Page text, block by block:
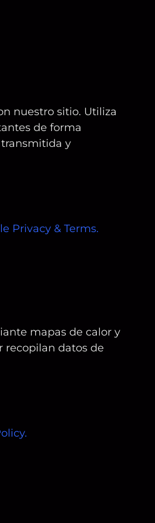
nuestro sitio. Utiliza
de forma
y
Privacy & Terms.
mapas de calor y
recopilan datos de
.